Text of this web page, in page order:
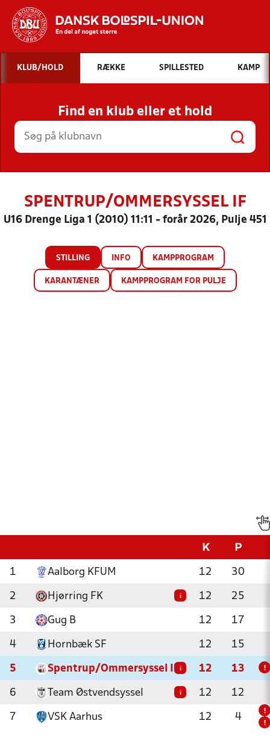
Hvad vil du søge efter?
INDHOLD OG NYHEDER
STILLINGER, RESULTATER, KLUBBER OG
HOLD
KLUB/HOLD RÆKKE SPILLESTED KAMP
Find en klub eller et hold
SPENTRUP/OMMERSYSSEL IF
U16 Drenge Liga 1 (2010) 11:11 - forår 2026, Pulje 451
STILLING INFO KAMPPROGRAM
KARANTÆNER KAMPPROGRAM FOR PULJE
K P
1 Aalborg KFUM 12 30
2 Hjørring FK i 12 25
3 Gug B 12 17
4 Hornbæk SF 12 15
5 Spentrup/Ommersyssel IF i 12 13 !
6 Team Østvendsyssel i 12 12
7 VSK Aarhus 12 4
!
!